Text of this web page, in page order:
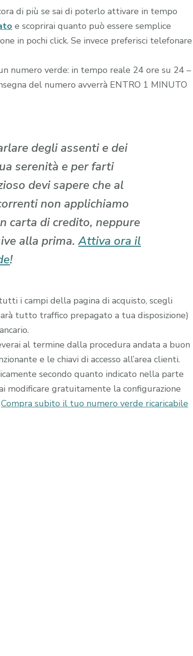
di più se sai di poterlo attivare in tempo
e scoprirai quanto può essere semplice
in pochi click. Se invece preferisci telefonare
numero verde: in tempo reale 24 ore su 24 –
del numero avverrà ENTRO 1 MINUTO
degli assenti e dei
serenità e per farti
devi sapere che al
non applichiamo
carta di credito, neppure
alla prima.Attiva ora il
!
i campi della pagina di acquisto, scegli
tutto traffico prepagato a tua disposizione)
al termine dalla procedura andata a buon
e le chiavi di accesso all’area clienti.
secondo quanto indicato nella parte
modificare gratuitamente la configurazione
Compra subito il tuo numero verde ricaricabile